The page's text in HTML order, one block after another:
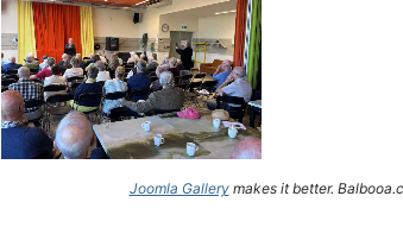
Joomla Gallerymakes it better.